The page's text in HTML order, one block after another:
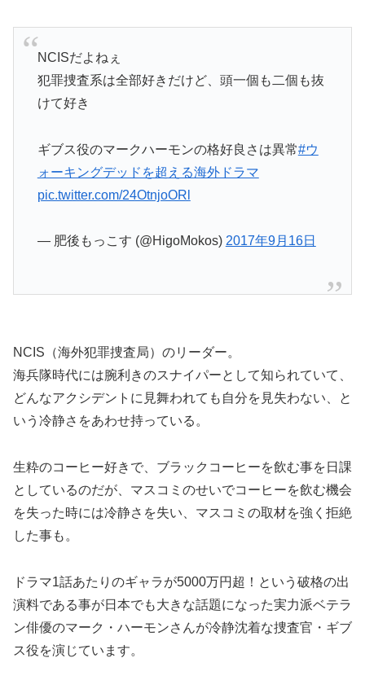
NCISだよねぇ
犯罪捜査系は全部好きだけど、頭一個も二個も抜
けて好き
ギブス役のマークハーモンの格好良さは異常#ウ
ォーキングデッドを超える海外ドラマ
pic.twitter.com/24OtnjoORl
— 肥後もっこす (@HigoMokos) 2017年9月16日
NCIS（海外犯罪捜査局）のリーダー。
海兵隊時代には腕利きのスナイパーとして知られていて、
どんなアクシデントに見舞われても自分を見失わない、と
いう冷静さをあわせ持っている。
生粋のコーヒー好きで、ブラックコーヒーを飲む事を日課
としているのだが、マスコミのせいでコーヒーを飲む機会
を失った時には冷静さを失い、マスコミの取材を強く拒絶
した事も。
ドラマ1話あたりのギャラが5000万円超！という破格の出
演料である事が日本でも大きな話題になった実力派ベテラ
ン俳優のマーク・ハーモンさんが冷静沈着な捜査官・ギブ
ス役を演じています。